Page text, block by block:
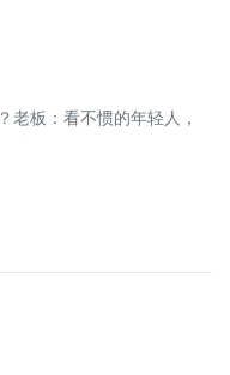
老板：看不惯的年轻人，